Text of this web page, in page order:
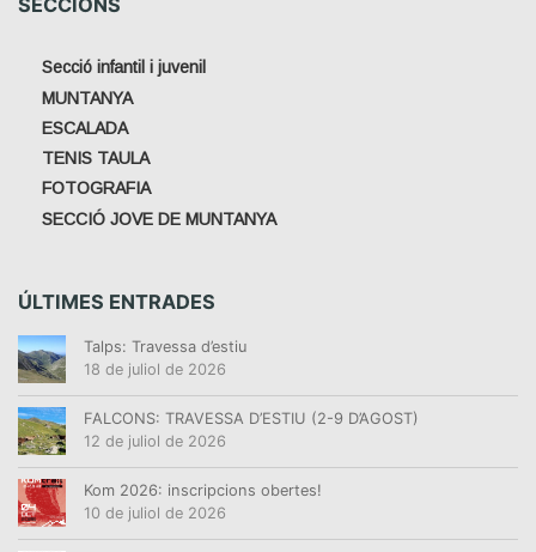
SECCIONS
Secció infantil i juvenil
MUNTANYA
ESCALADA
TENIS TAULA
FOTOGRAFIA
SECCIÓ JOVE DE MUNTANYA
ÚLTIMES ENTRADES
Talps: Travessa d’estiu
18 de juliol de 2026
FALCONS: TRAVESSA D’ESTIU (2-9 D’AGOST)
12 de juliol de 2026
Kom 2026: inscripcions obertes!
10 de juliol de 2026